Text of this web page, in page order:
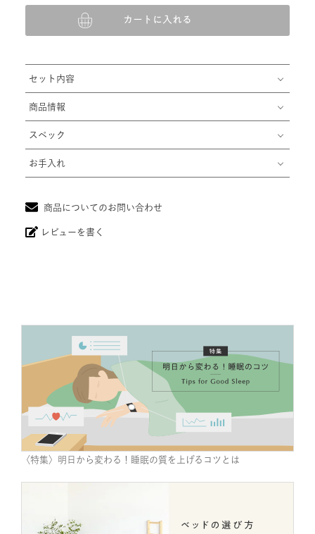
カートに入れる
セット内容
商品情報
スペック
お手入れ
商品についてのお問い合わせ
レビューを書く
〈特集〉明日から変わる！睡眠の質を上げるコツとは